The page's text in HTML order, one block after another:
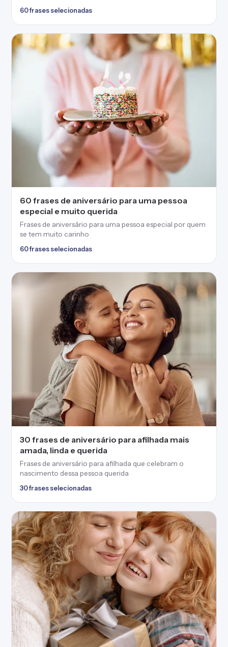
60 frases selecionadas
60 frases de aniversário para uma pessoa
especial e muito querida
Frases de aniversário para uma pessoa especial por quem
se tem muito carinho
60 frases selecionadas
30 frases de aniversário para afilhada mais
amada, linda e querida
Frases de aniversário para afilhada que celebram o
nascimento dessa pessoa querida
30 frases selecionadas